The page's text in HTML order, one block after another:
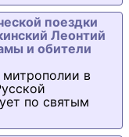
поездки
Леонтий
и обители
в
по святым